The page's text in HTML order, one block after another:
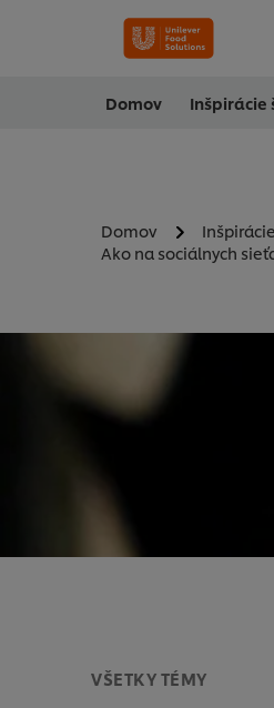
Domov Inšpirácie
Domov
Ako na sociálnych
VŠETKY TÉMY